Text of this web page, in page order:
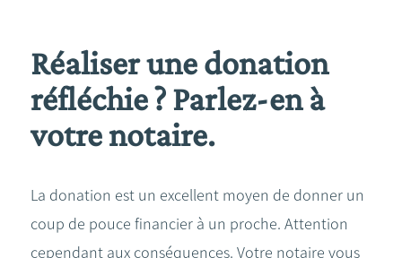
Réaliser une donation
réfléchie ? Parlez-en à
votre notaire.
La donation est un excellent moyen de donner un
coup de pouce financier à un proche. Attention
cependant aux conséquences. Votre notaire vous